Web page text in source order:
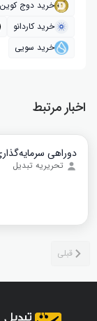
خرید دوج کوین
خرید کاردانو
خرید سویی
اخبار مرتبط
دوراهی
تحریریه تبدیل